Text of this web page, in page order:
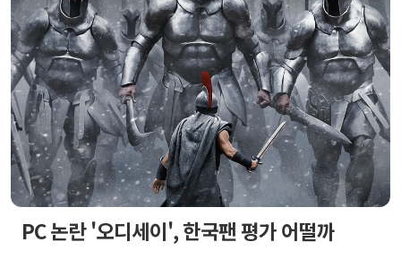
PC 논란 '오디세이', 한국팬 평가 어떨까